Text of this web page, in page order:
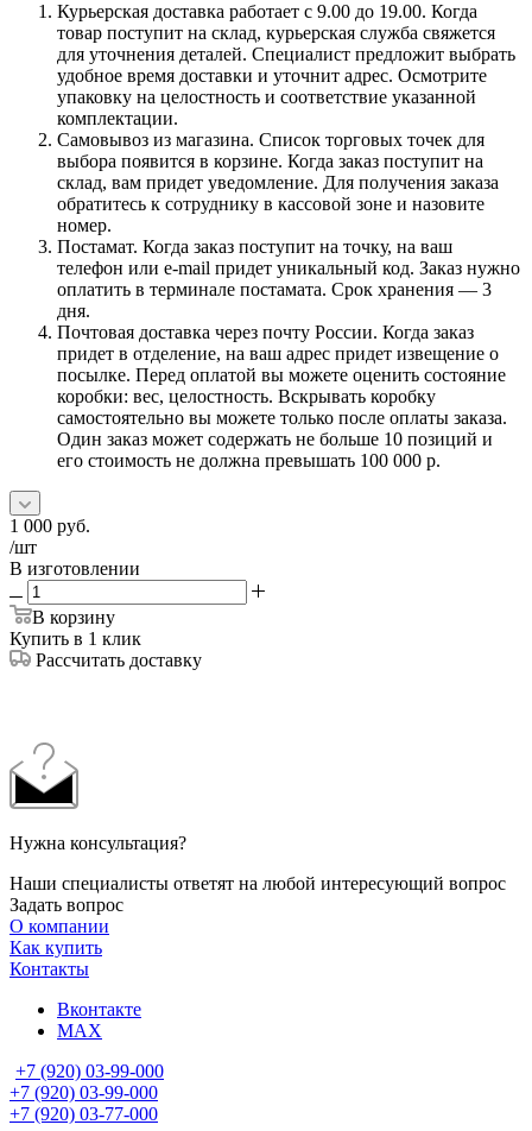
Курьерская доставка работает с 9.00 до 19.00. Когда
товар поступит на склад, курьерская служба свяжется
для уточнения деталей. Специалист предложит выбрать
удобное время доставки и уточнит адрес. Осмотрите
упаковку на целостность и соответствие указанной
комплектации.
Самовывоз из магазина. Список торговых точек для
выбора появится в корзине. Когда заказ поступит на
склад, вам придет уведомление. Для получения заказа
обратитесь к сотруднику в кассовой зоне и назовите
номер.
Постамат. Когда заказ поступит на точку, на ваш
телефон или e-mail придет уникальный код. Заказ нужно
оплатить в терминале постамата. Срок хранения — 3
дня.
Почтовая доставка через почту России. Когда заказ
придет в отделение, на ваш адрес придет извещение о
посылке. Перед оплатой вы можете оценить состояние
коробки: вес, целостность. Вскрывать коробку
самостоятельно вы можете только после оплаты заказа.
Один заказ может содержать не больше 10 позиций и
его стоимость не должна превышать 100 000 р.
1 000 руб.
/шт
В изготовлении
В корзину
Купить в 1 клик
Рассчитать доставку
Нужна консультация?
Наши специалисты ответят на любой интересующий вопрос
Задать вопрос
О компании
Как купить
Контакты
Вконтакте
MAX
+7 (920) 03-99-000
+7 (920) 03-99-000
+7 (920) 03-77-000